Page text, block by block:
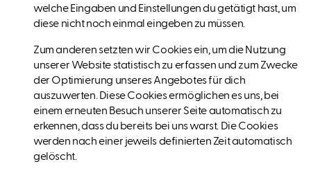
welche Eingaben und Einstellungen du getätigt hast, um
diese nicht noch einmal eingeben zu müssen.
Zum anderen setzten wir Cookies ein, um die Nutzung
unserer Website statistisch zu erfassen und zum Zwecke
der Optimierung unseres Angebotes für dich
auszuwerten. Diese Cookies ermöglichen es uns, bei
einem erneuten Besuch unserer Seite automatisch zu
erkennen, dass du bereits bei uns warst. Die Cookies
werden nach einer jeweils definierten Zeit automatisch
gelöscht.